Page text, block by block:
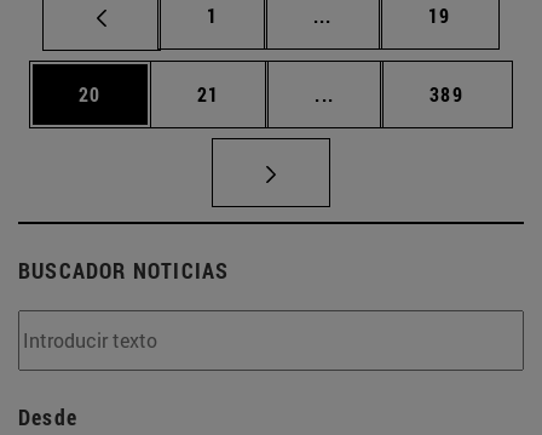
Página
1 ... Páginas intermedias
Página
19
Página
20 Página
21 ... Páginas intermedias
Página
389
BUSCADOR NOTICIAS
Desde